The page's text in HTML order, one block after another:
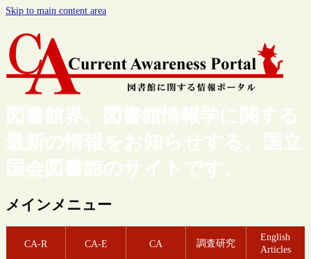
Skip to main content area
図書館界、図書館情報学に関する
最新の情報をお知らせする、国立
国会図書館のサイトです。
メインメニュー
CA-R CA-E CA 調査研究
English
Articles